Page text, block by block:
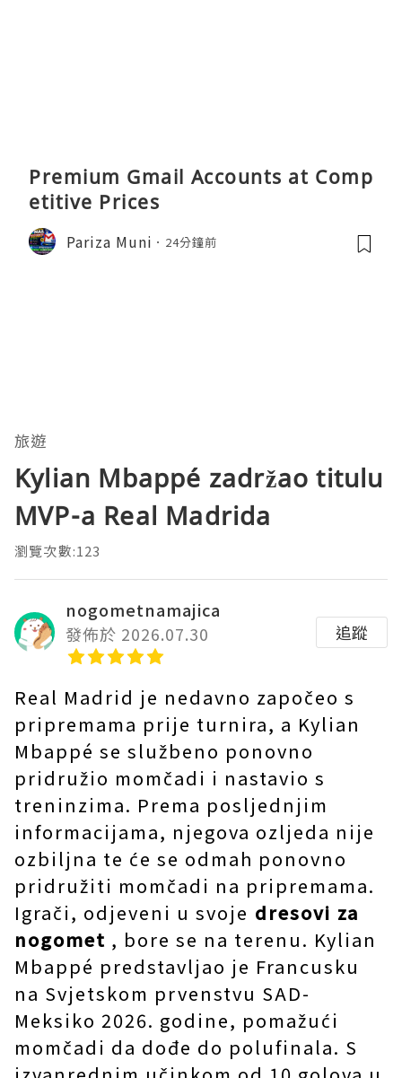
Premium Gmail Accounts at Comp
etitive Prices
Pariza Muni 24分鐘前
旅遊
Kylian Mbappé zadržao titulu
MVP-a Real Madrida
瀏覽次數:123
nogometnamajica
發佈於 2026.07.30
追蹤
Real Madrid je nedavno započeo s
pripremama prije turnira, a Kylian
Mbappé se službeno ponovno
pridružio momčadi i nastavio s
treninzima. Prema posljednjim
informacijama, njegova ozljeda nije
ozbiljna te će se odmah ponovno
pridružiti momčadi na pripremama.
Igrači, odjeveni u svoje dresovi za
nogomet , bore se na terenu. Kylian
Mbappé predstavljao je Francusku
na Svjetskom prvenstvu SAD-
Meksiko 2026. godine, pomažući
momčadi da dođe do polufinala. S